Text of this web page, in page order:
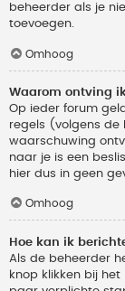
beheerder als je
toevoegen.
Omhoog
Waarom ontving
Op ieder forum
regels (volgens de
waarschuwing
naar je is een
hier dus in geen
Omhoog
Hoe kan ik
Als de beheerder
knop klikken bij